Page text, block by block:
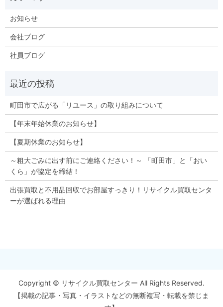
お知らせ
会社ブログ
社員ブログ
町田市で広がる「リユース」の取り組みについて
【年末年始休業のお知らせ】
【夏期休業のお知らせ】
～粗大ごみに出す前にご連絡ください！～ 「町田市」と「おい
くら」が協定を締結！
出張買取と不用品回収でお部屋すっきり！リサイクル買取センタ
ーが選ばれる理由
Copyright © リサイクル買取センター All Rights Reserved.
【掲載の記事・写真・イラストなどの無断複写・転載を禁じま